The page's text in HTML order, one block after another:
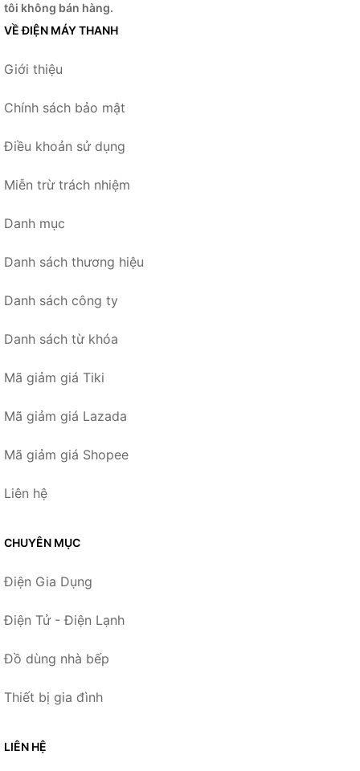
tôi không bán hàng.
VỀ ĐIỆN MÁY THANH
Giới thiệu
Chính sách bảo mật
Điều khoản sử dụng
Miễn trừ trách nhiệm
Danh mục
Danh sách thương hiệu
Danh sách công ty
Danh sách từ khóa
Mã giảm giá Tiki
Mã giảm giá Lazada
Mã giảm giá Shopee
Liên hệ
CHUYÊN MỤC
Điện Gia Dụng
Điện Tử - Điện Lạnh
Đồ dùng nhà bếp
Thiết bị gia đình
LIÊN HỆ